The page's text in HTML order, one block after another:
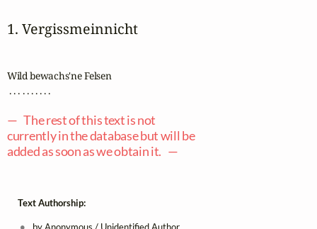
1. Vergissmeinnicht
Wild bewachs'ne Felsen
. . . . . . . . . .
— The rest of this text is not
currently in the database but will be
added as soon as we obtain it. —
Text Authorship:
by Anonymous / Unidentified Author